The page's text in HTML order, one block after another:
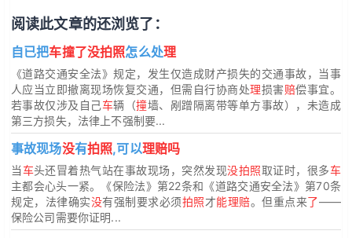
阅读此文章的还浏览了：
自已把车撞了没拍照怎么处理
《道路交通安全法》规定，发生仅造成财产损失的交通事故，当事
人应当立即撤离现场恢复交通，但需自行协商处理损害赔偿事宜。
若事故仅涉及自己车辆（撞墙、剐蹭隔离带等单方事故），未造成
第三方损失，法律上不强制要...
事故现场没有拍照,可以理赔吗
当车头还冒着热气站在事故现场，突然发现没拍照取证时，很多车
主都会心头一紧。《保险法》第22条和《道路交通安全法》第70条
规定，法律确实没有强制要求必须拍照才能理赔。但重点来了——
保险公司需要你证明...